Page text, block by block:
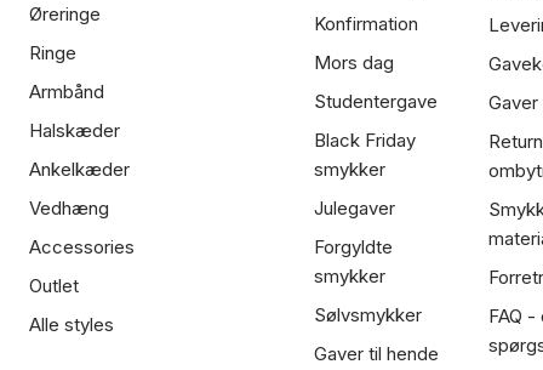
Øreringe
Ringe
Armbånd
Halskæder
Ankelkæder
Vedhæng
Accessories
Outlet
Alle styles
Konfirmation
Mors dag
Studentergave
Black Friday
smykker
Julegaver
Forgyldte
smykker
Sølvsmykker
Gaver til hende
FAQ